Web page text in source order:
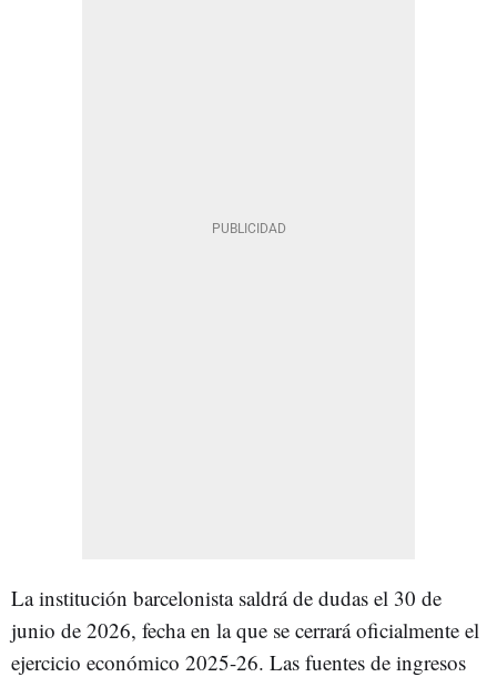
La institución barcelonista saldrá de dudas el 30 de
junio de 2026, fecha en la que se cerrará oficialmente el
ejercicio económico 2025-26. Las fuentes de ingresos